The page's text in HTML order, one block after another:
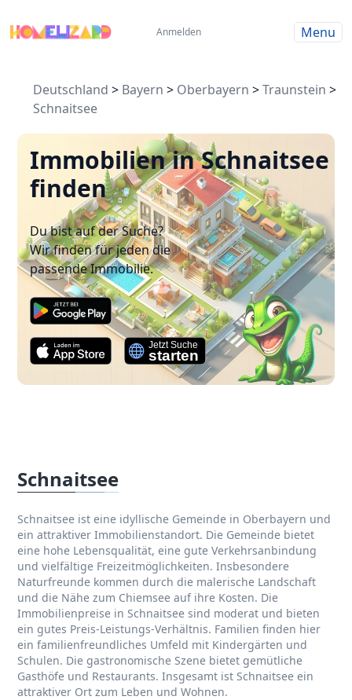
Anmelden Menu
Deutschland > Bayern > Oberbayern >Traunstein >
Schnaitsee
Immobilien in Schnaitsee
finden
Du bist auf der Suche?
Wir finden für jeden die
passende Immobilie.
Schnaitsee
Schnaitsee ist eine idyllische Gemeinde in Oberbayern und
ein attraktiver Immobilienstandort. Die Gemeinde bietet
eine hohe Lebensqualität, eine gute Verkehrsanbindung
und vielfältige Freizeitmöglichkeiten. Insbesondere
Naturfreunde kommen durch die malerische Landschaft
und die Nähe zum Chiemsee auf ihre Kosten. Die
Immobilienpreise in Schnaitsee sind moderat und bieten
ein gutes Preis-Leistungs-Verhältnis. Familien finden hier
ein familienfreundliches Umfeld mit Kindergärten und
Schulen. Die gastronomische Szene bietet gemütliche
Gasthöfe und Restaurants. Insgesamt ist Schnaitsee ein
attraktiver Ort zum Leben und Wohnen.